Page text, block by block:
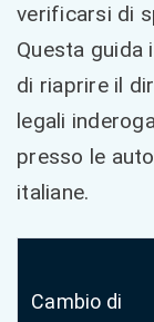
verificarsi di
Questa guida
di riaprire il
legali
presso le
italiane.
Cambio di